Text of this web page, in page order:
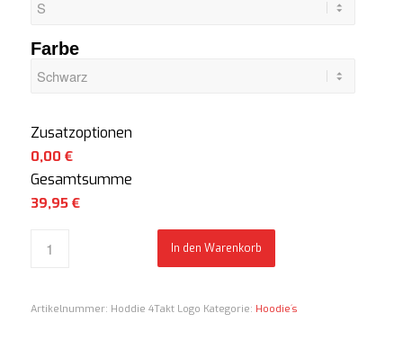
Farbe
Zusatzoptionen
0,00 €
Gesamtsumme
39,95 €
In den Warenkorb
Artikelnummer: Hoddie 4Takt Logo Kategorie: Hoodie´s